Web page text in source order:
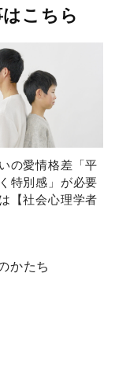
こちら
の愛情格差「平
特別感」が必要
【社会心理学者